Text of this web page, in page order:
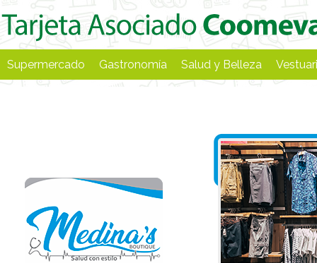
Supermercado Gastronomía Salud y Belleza